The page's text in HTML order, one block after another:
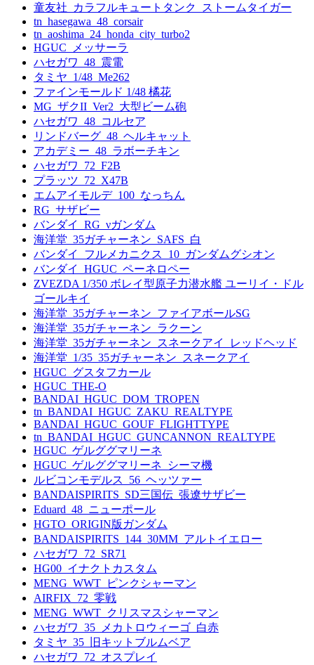
童友社_カラフルキュートタンク_ストームタイガー
tn_hasegawa_48_corsair
tn_aoshima_24_honda_city_turbo2
HGUC_メッサーラ
ハセガワ_48_震電
タミヤ_1/48_Me262
ファインモールド 1/48 橘花
MG_ザクII_Ver2_大型ビーム砲
ハセガワ_48_コルセア
リンドバーグ_48_ヘルキャット
アカデミー_48_ラボーチキン
ハセガワ_72_F2B
プラッツ_72_X47B
エムアイモルデ_100_なっちん
RG_サザビー
バンダイ_RG_νガンダム
海洋堂_35ガチャーネン_SAFS_白
バンダイ_フルメカニクス_10_ガンダムグシオン
バンダイ_HGUC_ペーネロペー
ZVEZDA 1/350 ボレイ型原子力潜水艦 ユーリイ・ドル
ゴールキイ
海洋堂_35ガチャーネン_ファイアボールSG
海洋堂_35ガチャーネン_ラクーン
海洋堂_35ガチャーネン_スネークアイ_レッドヘッド
海洋堂_1/35_35ガチャーネン_スネークアイ
HGUC_グスタフカール
HGUC_THE-O
BANDAI_HGUC_DOM_TROPEN
tn_BANDAI_HGUC_ZAKU_REALTYPE
BANDAI_HGUC_GOUF_FLIGHTTYPE
tn_BANDAI_HGUC_GUNCANNON_REALTYPE
HGUC_ゲルググマリーネ
HGUC_ゲルググマリーネ_シーマ機
ルビコンモデルス_56_ヘッツァー
BANDAISPIRITS_SD三国伝_張遼サザビー
Eduard_48_ニューポール
HGTO_ORIGIN版ガンダム
BANDAISPIRITS_144_30MM_アルトイエロー
ハセガワ_72_SR71
HG00_イナクトカスタム
MENG_WWT_ピンクシャーマン
AIRFIX_72_零戦
MENG_WWT_クリスマスシャーマン
ハセガワ_35_メカトロウィーゴ_白赤
タミヤ_35_旧キットブルムベア
ハセガワ_72_オスプレイ